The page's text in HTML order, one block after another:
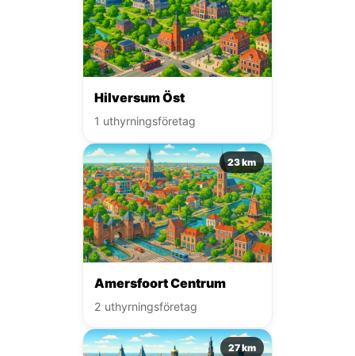
Hilversum Öst
1 uthyrningsföretag
23 km
Amersfoort Centrum
2 uthyrningsföretag
27 km